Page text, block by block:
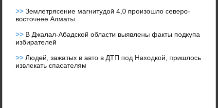
>>Землетрясение магнитудой 4,0 произошло северо-
восточнее Алматы
>> В Джалал-Абадской области выявлены факты подкупа
избирателей
>>Людей, зажатых в авто в ДТП под Находкой, пришлось
извлекать спасателям